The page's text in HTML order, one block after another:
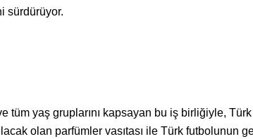
sürdürüyor.
yaş gruplarını kapsayan bu iş birliğiyle,
olan parfümler vasıtası ile Türk futbolunun